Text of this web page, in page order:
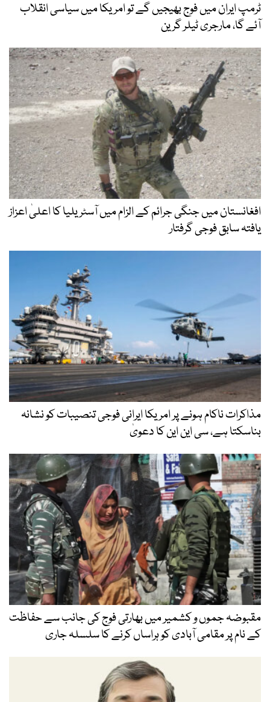
ٹرمپ ایران میں فوج بھیجیں گے تو امریکا میں سیاسی انقلاب
آئے گا، مارجری ٹیلر گرین
افغانستان میں جنگی جرائم کے الزام میں آسٹریلیا کا اعلیٰ اعزاز
یافتہ سابق فوجی گرفتار
مذاکرات ناکام ہونے پر امریکا ایرانی فوجی تنصیبات کو نشانہ
بناسکتا ہے، سی این این کا دعویٰ
مقبوضہ جموں و کشمیر میں بھارتی فوج کی جانب سے حفاظت
کے نام پر مقامی آبادی کو ہراساں کرنے کا سلسلہ جاری